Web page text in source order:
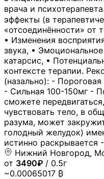
врача и
эффекты (в
«отсоединённости» от
• Изменения
звука, •
катарсис, •
контексте терапии.
(назально): -
- Сильная 100-150мг -
сможете
чувствовать тело, в
разума, может
голодный желудок)
истинно раскрывается
Нижний Новгород,
от 3490₽ / 0.5г
~0.00065017 ₿